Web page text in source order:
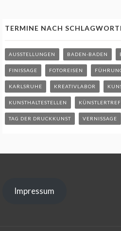
TERMINE NACH
AUSSTELLUNGEN BADEN-BADEN
FINISSAGE FOTOREISEN
KARLSRUHE KREATIVLABOR
KUNSTHALTESTELLEN
TAG DER DRUCKKUNST VERNISSAGE
Impressum